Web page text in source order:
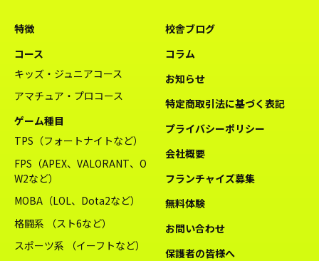
特徴
コース
キッズ・ジュニアコース
アマチュア・プロコース
ゲーム種目
TPS（フォートナイトなど）
FPS（APEX、VALORANT、O
W2など）
MOBA（LOL、Dota2など）
格闘系 （スト6など）
スポーツ系 （イーフトなど）
校舎ブログ
コラム
お知らせ
特定商取引法に基づく表記
プライバシーポリシー
会社概要
フランチャイズ募集
無料体験
お問い合わせ
保護者の皆様へ